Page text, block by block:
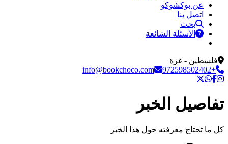
عن بوكشوكو
اتصل بنا
بحث
الأسئلة الشائعة
فلسطين - غزة
+972598502402
info@bookchoco.com
تفاصيل الخبر
كل ما تحتاج معرفته حول هذا الخبر